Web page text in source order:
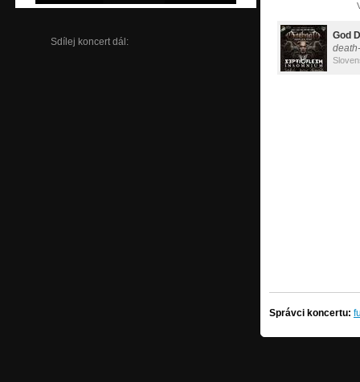
Sdílej koncert dál:
God
Správci koncertu: